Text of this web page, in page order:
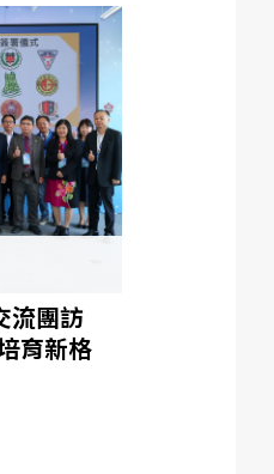
流團訪
育新格